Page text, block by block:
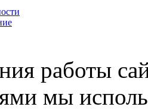
работы
мы